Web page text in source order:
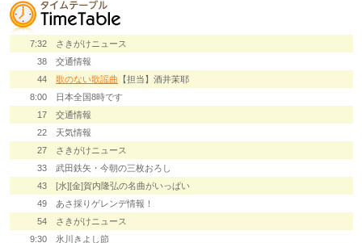
7:32
さきがけニュース
38
交通情報
44
歌のない歌謡曲 【担当】酒井茉耶
8:00
日本全国8時です
17
交通情報
22
天気情報
27
さきがけニュース
33
武田鉄矢・今朝の三枚おろし
43
[水][金]賀内隆弘の名曲がいっぱい
49
あさ採りゲレンデ情報！
54
さきがけニュース
9:30
氷川きよし節